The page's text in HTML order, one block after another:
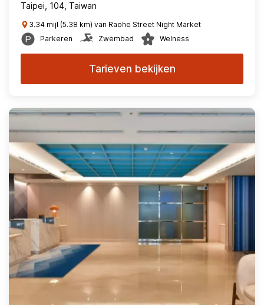
Taipei, 104, Taiwan
3.34 mijl (5.38 km) van Raohe Street Night Market
Parkeren
Zwembad Welness
Tarieven bekijken